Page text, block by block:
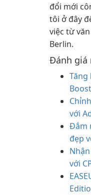
đổi mới
tôi ở đây
việc từ
Berlin.
Đánh giá
Tăng
với
Đắm
đẹp
với